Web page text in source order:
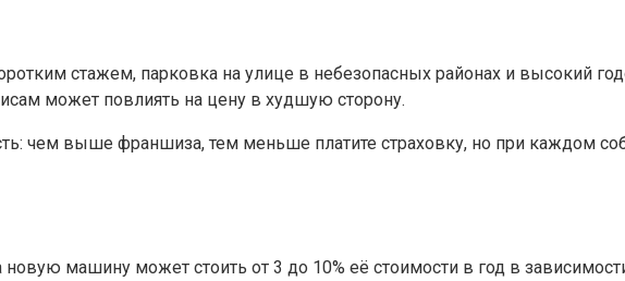
стажем, парковка на улице в небезопасных районах и высокий
может повлиять на цену в худшую сторону.
чем выше франшиза, тем меньше платите страховку, но при каждом
машину может стоить от 3 до 10% её стоимости в год в